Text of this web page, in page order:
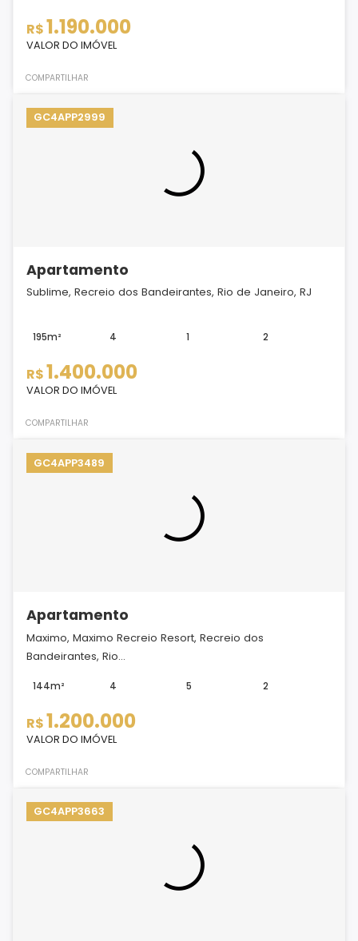
R$1.190.000
VALOR DO IMÓVEL
COMPARTILHAR
GC4APP2999
Apartamento
Sublime, Recreio dos Bandeirantes, Rio de Janeiro, RJ
195m² 4 1 2
R$1.400.000
VALOR DO IMÓVEL
COMPARTILHAR
GC4APP3489
Apartamento
Maximo, Maximo Recreio Resort, Recreio dos
Bandeirantes, Rio...
144m² 4 5 2
R$1.200.000
VALOR DO IMÓVEL
COMPARTILHAR
GC4APP3663